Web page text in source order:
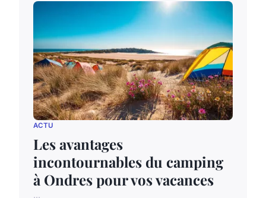
ACTU
Les avantages
incontournables du camping
à Ondres pour vos vacances
...